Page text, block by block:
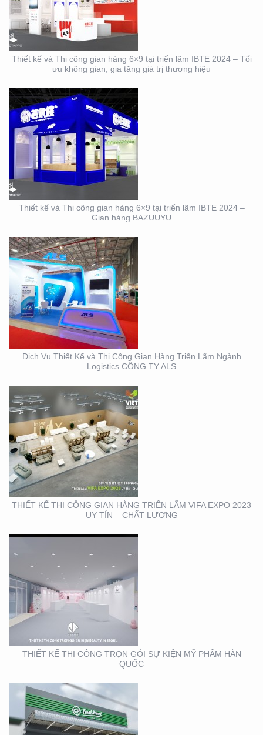
Thiết kế và Thi công gian hàng 6×9 tại triển lãm IBTE 2024 – Tối
ưu không gian, gia tăng giá trị thương hiệu
GIAN HÀNG 6×9 TẠI
TRIỂN LÃM IBTE 2024 –
GIAN HÀNG BAZUUYU
Thiết kế và Thi công gian hàng 6×9 tại triển lãm IBTE 2024 –
Gian hàng BAZUUYU
DỊCH VỤ THIẾT KẾ VÀ
THI CÔNG GIAN HÀNG
TRIỂN LÃM NGÀNH
LOGISTICS CÔNG TY
ALS
Dịch Vụ Thiết Kế và Thi Công Gian Hàng Triển Lãm Ngành
Logistics CÔNG TY ALS
THIẾT KẾ THI CÔNG
GIAN HÀNG TRIỂN LÃM
VIFA EXPO 2023 UY TÍN
– CHẤT LƯỢNG
THIẾT KẾ THI CÔNG GIAN HÀNG TRIỂN LÃM VIFA EXPO 2023
UY TÍN – CHẤT LƯỢNG
THIẾT KẾ THI CÔNG
TRỌN GÓI SỰ KIỆN MỸ
PHẨM HÀN QUỐC
THIẾT KẾ THI CÔNG TRỌN GÓI SỰ KIỆN MỸ PHẨM HÀN
QUỐC
THIẾT KẾ THI CÔNG
BẢNG HIỆU CỬA HÀNG
CP FRESHMART
THIẾT KẾ THI CÔNG